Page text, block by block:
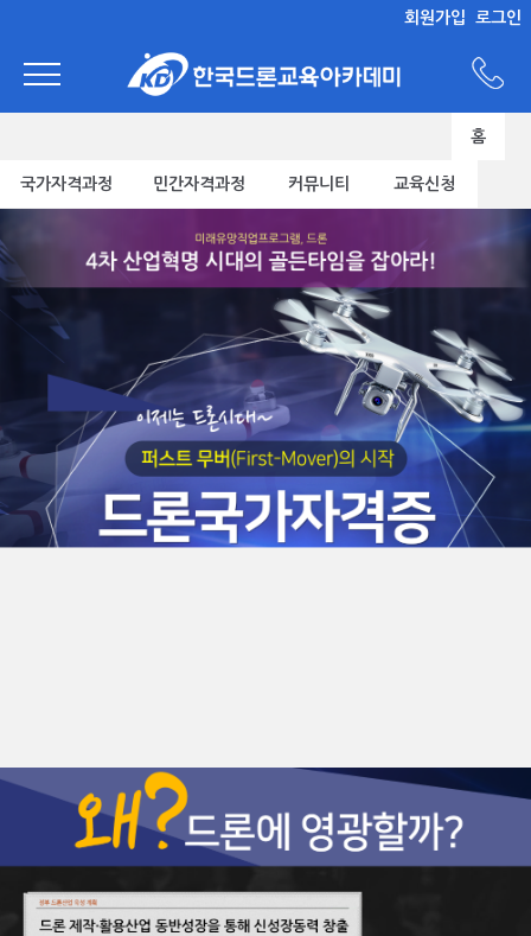
회원가입 로그인
홈
국가자격과정 민간자격과정 커뮤니티 교육신청